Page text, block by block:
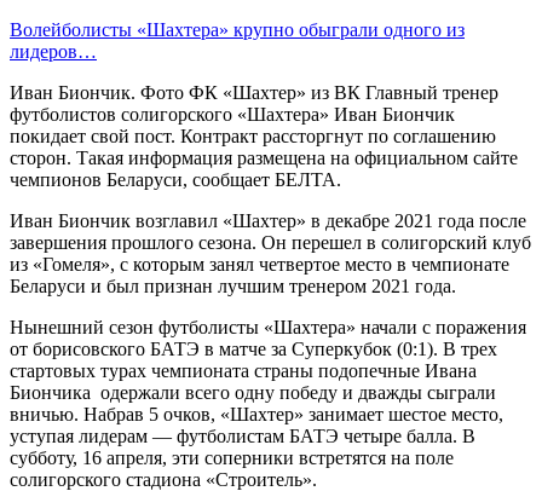
Волейболисты «Шахтера» крупно обыграли одного из
лидеров…
Иван Биончик. Фото ФК «Шахтер» из ВК Главный тренер
футболистов солигорского «Шахтера» Иван Биончик
покидает свой пост. Контракт рассторгнут по соглашению
сторон. Такая информация размещена на официальном сайте
чемпионов Беларуси, сообщает БЕЛТА.
Иван Биончик возглавил «Шахтер» в декабре 2021 года после
завершения прошлого сезона. Он перешел в солигорский клуб
из «Гомеля», с которым занял четвертое место в чемпионате
Беларуси и был признан лучшим тренером 2021 года.
Нынешний сезон футболисты «Шахтера» начали с поражения
от борисовского БАТЭ в матче за Суперкубок (0:1). В трех
стартовых турах чемпионата страны подопечные Ивана
Биончика одержали всего одну победу и дважды сыграли
вничью. Набрав 5 очков, «Шахтер» занимает шестое место,
уступая лидерам — футболистам БАТЭ четыре балла. В
субботу, 16 апреля, эти соперники встретятся на поле
солигорского стадиона «Строитель».